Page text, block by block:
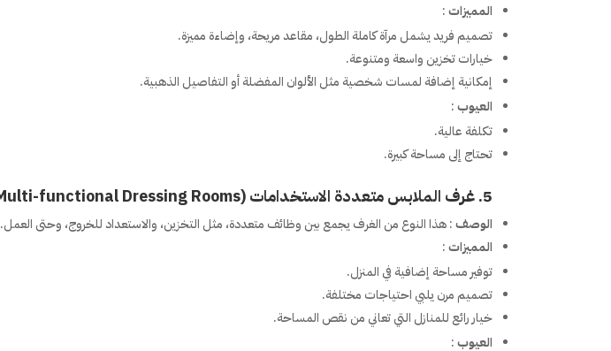
المميزات:
تصميم فريد يشمل مرآة كاملة الطول، مقاعد مريحة، وإضاءة مميزة.
خيارات تخزين واسعة ومتنوعة.
إمكانية إضافة لمسات شخصية مثل الألوان المفضلة أو التفاصيل الذهبية.
العيوب:
تكلفة عالية.
تحتاج إلى مساحة كبيرة.
5. غرف الملابس متعددة الاستخدامات (Multi-functional Dressing Rooms)
الوصف: هذا النوع من الغرف يجمع بين وظائف متعددة، مثل التخزين، والاستعداد للخروج، وحتى العمل.
المميزات:
توفير مساحة إضافية في المنزل.
تصميم مرن يلبي احتياجات مختلفة.
خيار رائع للمنازل التي تعاني من نقص المساحة.
العيوب: